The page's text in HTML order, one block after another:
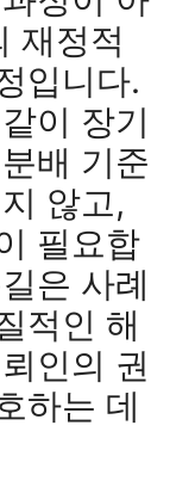
재정적
입니다.
이 장기
배 기준
않고,
필요합
은 사례
적인 해
인의 권
하는 데